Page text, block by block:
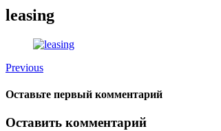
leasing
Previous
Оставьте первый комментарий
Оставить комментарий